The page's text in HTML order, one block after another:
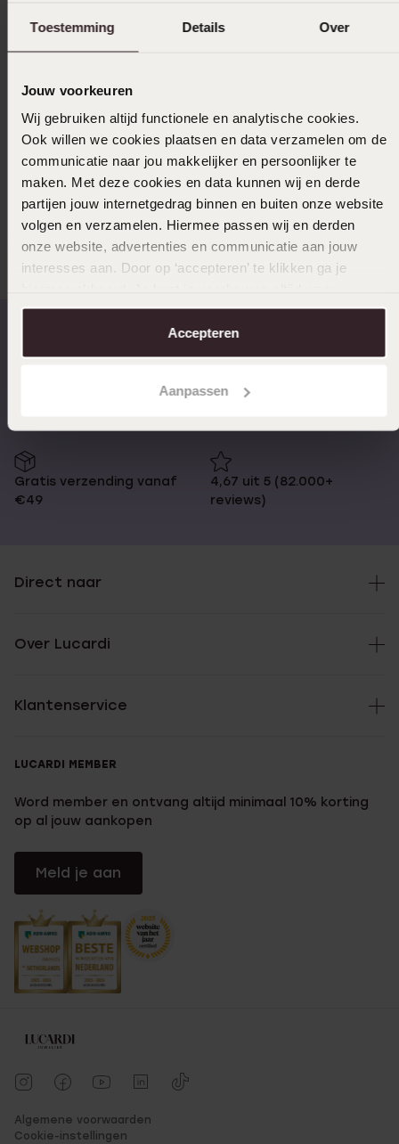
Toestemming Details Over
Jouw voorkeuren
Wij gebruiken altijd functionele en analytische cookies.
Ook willen we cookies plaatsen en data verzamelen om de
communicatie naar jou makkelijker en persoonlijker te
maken. Met deze cookies en data kunnen wij en derde
partijen jouw internetgedrag binnen en buiten onze website
volgen en verzamelen. Hiermee passen wij en derden
onze website, advertenties en communicatie aan jouw
interesses aan. Door op ‘accepteren’ te klikken ga je
aanpassen. Lees er meer over in onscookiebeleid.
Accepteren
Aanpassen
Ontdek ook onze andere services zoalsGaatjes
besteld, morgen in huis
Gratis verzending vanaf
€49
4,67 uit 5 (82.000+
reviews)
Direct naar
Over Lucardi
Klantenservice
LUCARDI MEMBER
Word member en ontvang altijd minimaal 10% korting
op al jouw aankopen
Meld je aan
Algemene voorwaarden
Cookie-instellingen